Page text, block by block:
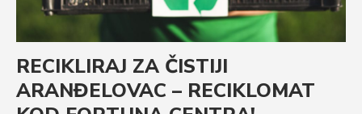
RECIKLIRAJ ZA ČISTIJI
ARANĐELOVAC – RECIKLOMAT